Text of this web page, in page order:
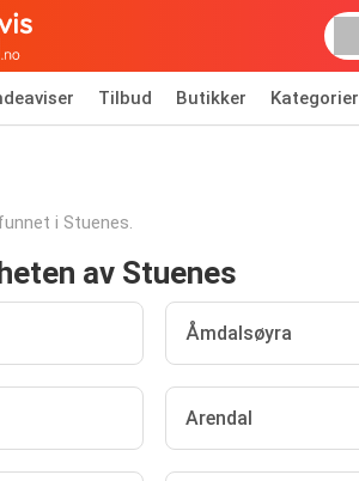
Tilbud Butikker Kategorier
i Stuenes.
av Stuenes
Åmdalsøyra
Arendal